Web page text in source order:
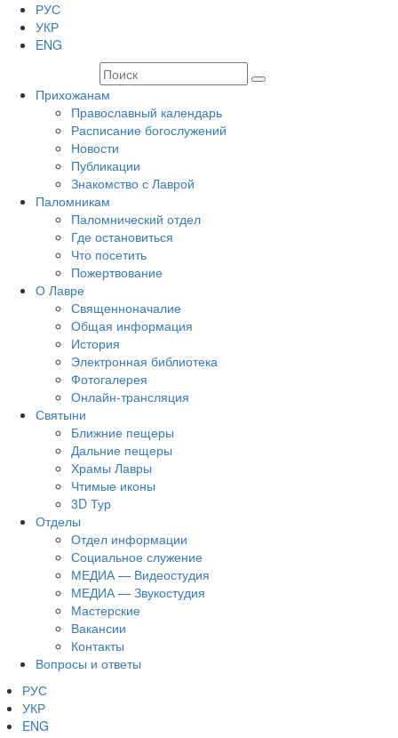
РУС
УКР
ENG
Прихожанам
Православный календарь
Расписание богослужений
Новости
Публикации
Знакомство с Лаврой
Паломникам
Паломнический отдел
Где остановиться
Что посетить
Пожертвование
О Лавре
Священноначалие
Общая информация
История
Электронная библиотека
Фотогалерея
Онлайн-трансляция
Святыни
Ближние пещеры
Дальние пещеры
Храмы Лавры
Чтимые иконы
3D Тур
Отделы
Отдел информации
Социальное служение
МЕДИА — Видеостудия
МЕДИА — Звукостудия
Мастерские
Вакансии
Контакты
Вопросы и ответы
РУС
УКР
ENG